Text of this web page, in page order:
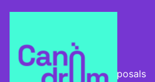
Taula Comunitària / Proposals